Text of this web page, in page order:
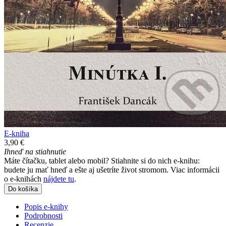
E-kniha
3,90 €
Ihneď na stiahnutie
Máte čítačku, tablet alebo mobil? Stiahnite si do nich e-knihu:
budete ju mať hneď a ešte aj ušetríte život stromom. Viac informácii
o e-knihách nájdete tu.
Do košíka
Popis e-knihy
Podrobnosti